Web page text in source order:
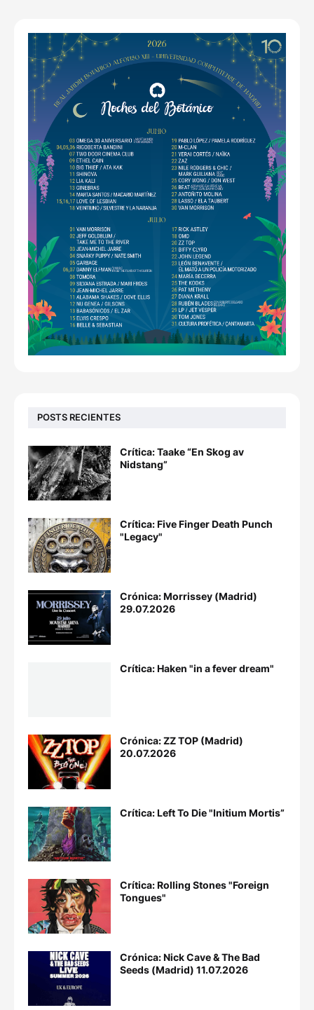
POSTS RECIENTES
Crítica: Taake “En Skog av
Nidstang”
Crítica: Five Finger Death Punch
"Legacy"
Crónica: Morrissey (Madrid)
29.07.2026
Crítica: Haken "in a fever dream"
Crónica: ZZ TOP (Madrid)
20.07.2026
Crítica: Left To Die "Initium Mortis”
Crítica: Rolling Stones "Foreign
Tongues"
Crónica: Nick Cave & The Bad
Seeds (Madrid) 11.07.2026